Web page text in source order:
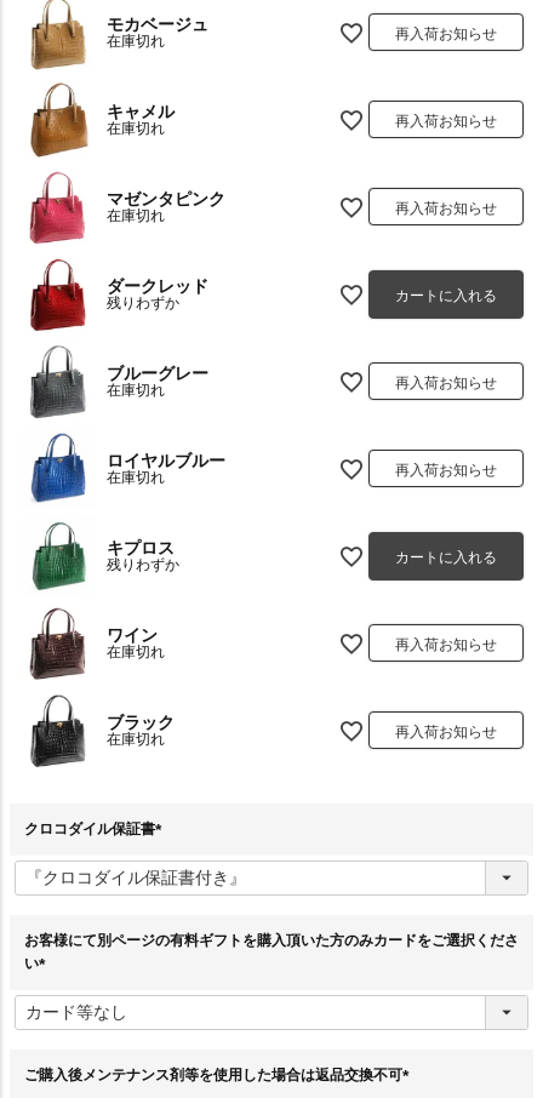
モカベージュ
在庫切れ 再入荷お知らせ
キャメル
在庫切れ 再入荷お知らせ
マゼンタピンク
在庫切れ 再入荷お知らせ
ダークレッド
残りわずか カートに入れる
ブルーグレー
在庫切れ 再入荷お知らせ
ロイヤルブルー
在庫切れ 再入荷お知らせ
キプロス
残りわずか カートに入れる
ワイン
在庫切れ 再入荷お知らせ
ブラック
在庫切れ 再入荷お知らせ
クロコダイル保証書
必
須
お客様にて別ページの有料ギフトを購入頂いた方のみカードをご選択くださ
い
必
須
ご購入後メンテナンス剤等を使用した場合は返品交換不可